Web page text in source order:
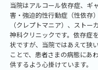
当院はアルコール依存症、ギ
害・強迫的性行動症（性依存
（クレプトマニア）、スト
神科クリニックです。依存症
状ですが、当院ではあえて狭
ことで、患者さまの病態にあ
供するよう心掛けています。